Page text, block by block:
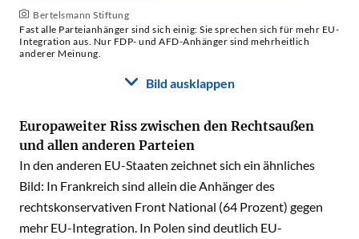
Bertelsmann Stiftung
Fast alle Parteianhänger sind sich einig: Sie sprechen sich für mehr EU-
Integration aus. Nur FDP- und AFD-Anhänger sind mehrheitlich
anderer Meinung.
Bild ausklappen
Europaweiter Riss zwischen den Rechtsaußen
und allen anderen Parteien
In den anderen EU-Staaten zeichnet sich ein ähnliches
Bild: In Frankreich sind allein die Anhänger des
rechtskonservativen Front National (64 Prozent) gegen
mehr EU-Integration. In Polen sind deutlich EU-